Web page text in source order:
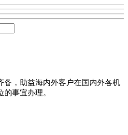
备，助益海内外客户在国内外各机
的事宜办理。